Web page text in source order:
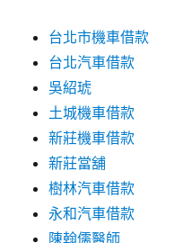
台北市機車借款
台北汽車借款
吳紹琥
土城機車借款
新莊機車借款
新莊當舖
樹林汽車借款
永和汽車借款
陳翰儒醫師